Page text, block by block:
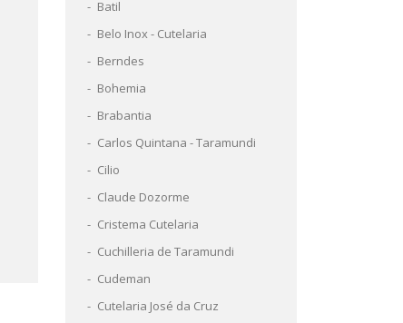
Batil
Belo Inox - Cutelaria
Berndes
Bohemia
Brabantia
Carlos Quintana - Taramundi
Cilio
Claude Dozorme
Cristema Cutelaria
Cuchilleria de Taramundi
Cudeman
Cutelaria José da Cruz